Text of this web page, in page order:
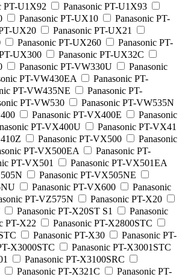
PT-U1X92
Panasonic PT-U1X93
Panasonic PT-UX10
Panasonic PT-
UX20
Panasonic PT-UX21
Panasonic PT-UX260
Panasonic PT-
UX300
Panasonic PT-UX32C
Panasonic PT-VW330U
Panasonic
PT-VW430EA
Panasonic PT-
PT-VW435NE
Panasonic PT-
PT-VW530
Panasonic PT-VW535N
Panasonic PT-VX400E
Panasonic
PT-VX400U
Panasonic PT-VX41
Panasonic PT-VX500
Panasonic
PT-VX500EA
Panasonic PT-
PT-VX501
Panasonic PT-VX501EA
Panasonic PT-VX505NE
Panasonic PT-VX600
Panasonic
PT-VZ575N
Panasonic PT-X20
Panasonic PT-X20ST S1
Panasonic
PT-X22
Panasonic PT-X2800STC
Panasonic PT-X30
Panasonic PT-
X3000STC
Panasonic PT-X3001STC
Panasonic PT-X3100SRC
Panasonic PT-X321C
Panasonic PT-